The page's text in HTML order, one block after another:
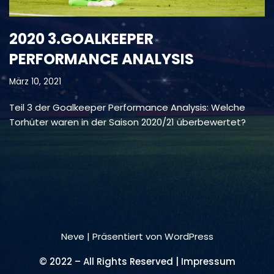
2020 3.GOALKEEPER
PERFORMANCE ANALYSIS
März 10, 2021
Teil 3 der Goalkeeper Performance Analysis: Welche
Torhüter waren in der Saison 2020/21 überbewertet?
Neve | Präsentiert vonWordPress
© 2022 – All Rights Reserved | Impressum